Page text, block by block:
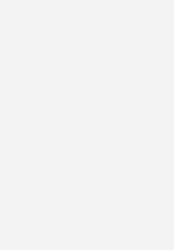
haben die
weltweit größten
Electrolysis Cell) in
Die Anlage
integriert